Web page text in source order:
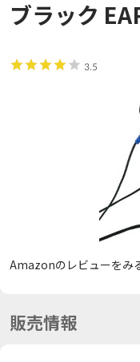
ブラック
3.5
Amazonのレビューをみ
販売情報